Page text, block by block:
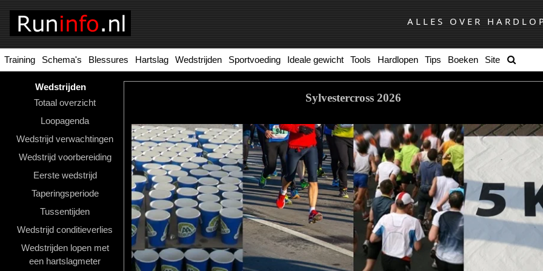
ALLES OVER
Training Schema's Blessures Hartslag Wedstrijden Sportvoeding Ideale gewicht Tools Hardlopen Tips Boeken Site
Wedstrijden
Totaal overzicht
Loopagenda
Wedstrijd verwachtingen
Wedstrijd voorbereiding
Eerste wedstrijd
Taperingsperiode
Tussentijden
Wedstrijd conditieverlies
Wedstrijden lopen met
een hartslagmeter
Homepage
Hardloopschema's
Hardloopblessures
Wedstrijden
Sportvoeding
Sylvestercross 2026